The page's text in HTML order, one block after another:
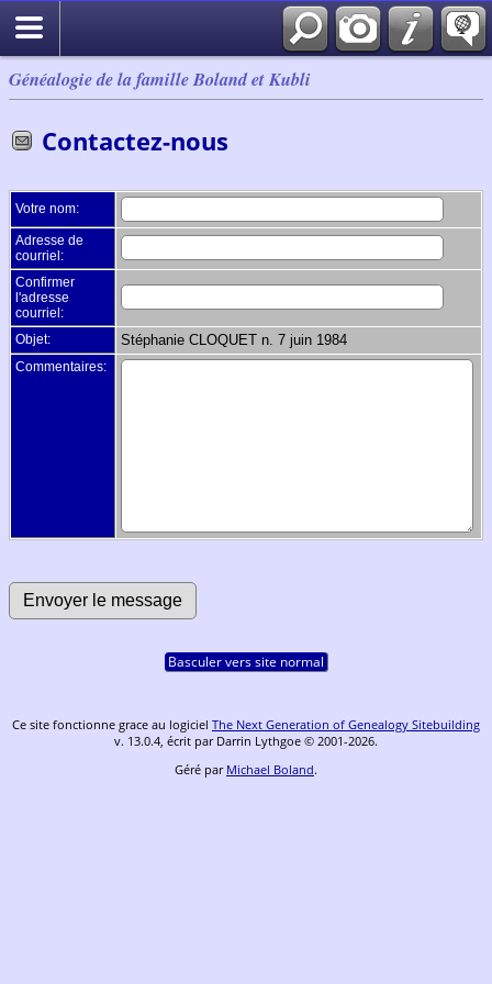
Généalogie de la famille Boland et Kubli
Contactez-nous
Votre nom:
Adresse de
courriel:
Confirmer
l'adresse
courriel:
Objet:
Stéphanie CLOQUET n. 7 juin 1984
Commentaires:
Basculer vers site normal
Ce site fonctionne grace au logiciel The Next Generation of Genealogy Sitebuilding
v. 13.0.4, écrit par Darrin Lythgoe © 2001-2026.
Géré par Michael Boland.